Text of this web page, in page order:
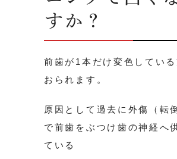
すか？
前歯が1本だけ変色している
おられます。
原因として過去に外傷（転
で前歯をぶつけ歯の神経へ
ている